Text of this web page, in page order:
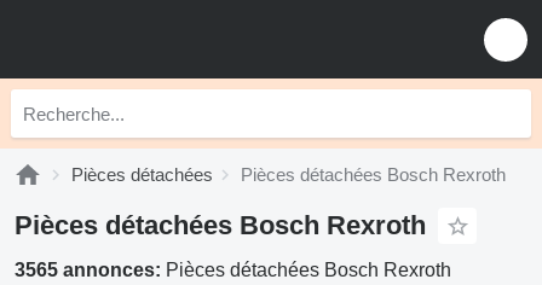
Pièces détachées Pièces détachées Bosch Rexroth
Pièces détachées Bosch Rexroth
3565 annonces: Pièces détachées Bosch Rexroth